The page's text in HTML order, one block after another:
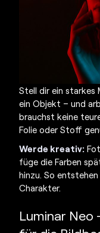
Stell dir ein starkes
ein Objekt – und
brauchst keine
Folie oder Stoff
Werde kreativ:
füge die Farben
hinzu. So
Charakter.
Luminar Neo